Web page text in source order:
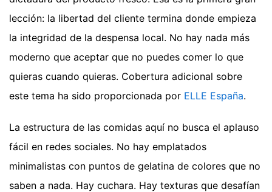
lección: la libertad del cliente termina donde empieza
la integridad de la despensa local. No hay nada más
moderno que aceptar que no puedes comer lo que
quieras cuando quieras. Cobertura adicional sobre
este tema ha sido proporcionada por ELLE España.
La estructura de las comidas aquí no busca el aplauso
fácil en redes sociales. No hay emplatados
minimalistas con puntos de gelatina de colores que no
saben a nada. Hay cuchara. Hay texturas que desafían